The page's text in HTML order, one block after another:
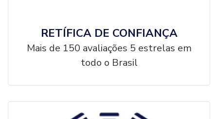
RETÍFICA DE CONFIANÇA
Mais de 150 avaliações 5 estrelas em
todo o Brasil